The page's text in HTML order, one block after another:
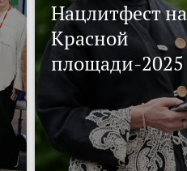
Нацлитфест на
Красной
площади-2025